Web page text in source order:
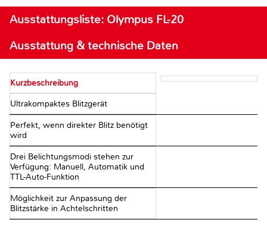
Ausstattungsliste: Olympus FL-20
Ausstattung & technische Daten
Kurzbeschreibung
Ultrakompaktes Blitzgerät
Perfekt, wenn direkter Blitz benötigt
wird
Drei Belichtungsmodi stehen zur
Verfügung: Manuell, Automatik und
TTL-Auto-Funktion
Möglichkeit zur Anpassung der
Blitzstärke in Achtelschritten